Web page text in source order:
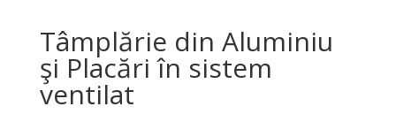
Tâmplărie din Aluminiu
şi Placări în sistem
ventilat